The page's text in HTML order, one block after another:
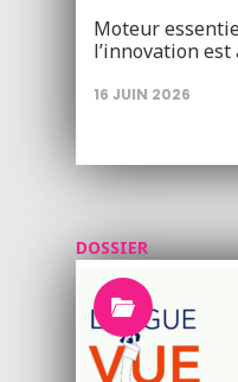
Moteur
l’innovation est
16 JUIN 2026
DOSSIER